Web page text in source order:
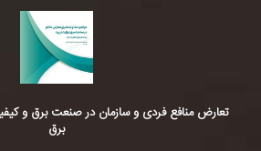
تعارض منافع فردی و سازمان در صنعت برق و
برق